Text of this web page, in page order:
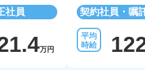
社員
万円
契約社員・嘱